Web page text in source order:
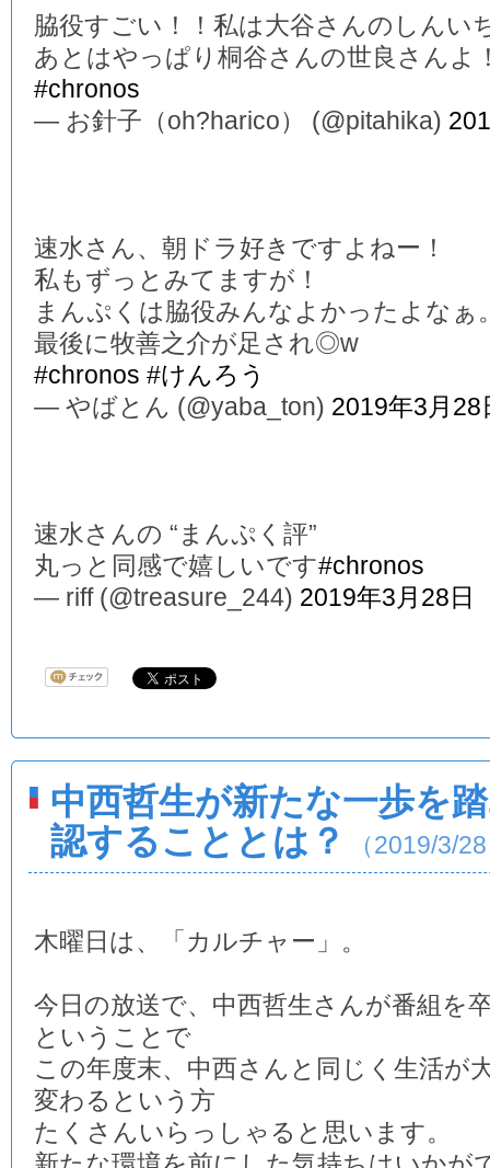
脇役すごい！！私は大谷さんのしんい
あとはやっぱり桐谷さんの世良さんよ
#chronos
— お針子（oh?harico） (@pitahika)
速水さん、朝ドラ好きですよねー！
私もずっとみてますが！
まんぷくは脇役みんなよかったよなぁ
最後に牧善之介が足され◎w
#chronos #けんろう
— やばとん (@yaba_ton) 2019年3月28
速水さんの “まんぷく評”
丸っと同感で嬉しいです#chronos
— riff (@treasure_244) 2019年3月28日
中西哲生が新たな一歩を
認することとは？
（2019/3/
木曜日は、「カルチャー」。
今日の放送で、中西哲生さんが番組を
ということで
この年度末、中西さんと同じく生活が
変わるという方
たくさんいらっしゃると思います。